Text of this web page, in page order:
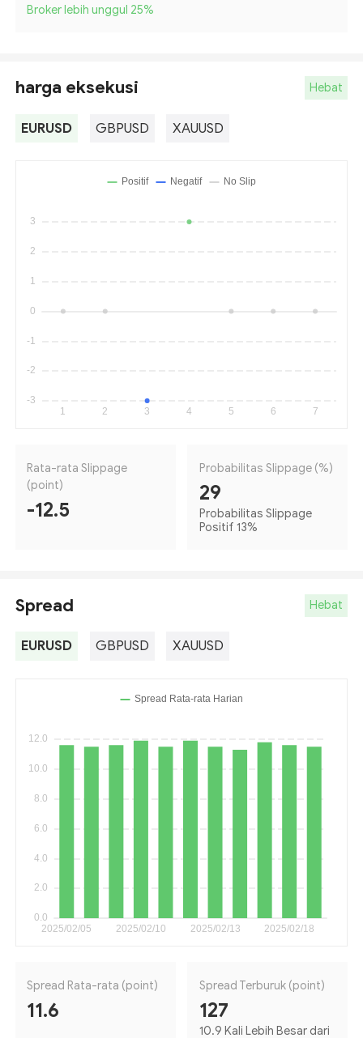
Broker lebih unggul 25%
harga eksekusi Hebat
EURUSD GBPUSD XAUUSD
Rata-rata Slippage
(point)
-12.5
Probabilitas Slippage (%)
29
Probabilitas Slippage
Positif 13%
Spread Hebat
EURUSD GBPUSD XAUUSD
Spread Rata-rata (point)
11.6
Spread Terburuk (point)
127
10.9 Kali Lebih Besar dari